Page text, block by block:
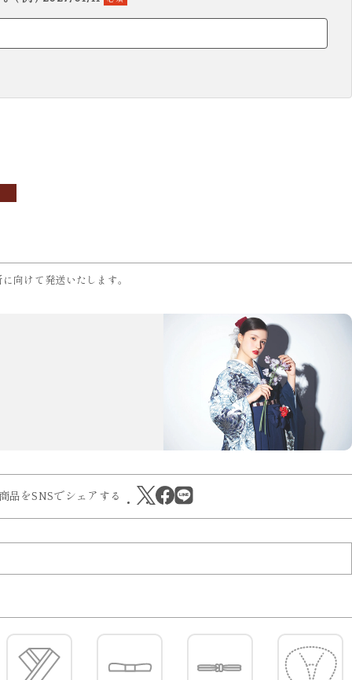
向けて発送いたします。
品をSNSでシェアする